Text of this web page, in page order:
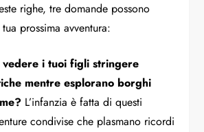
righe, tre domande possono
prossima avventura:
vedere i tuoi figli stringere
mentre esplorano borghi
L’infanzia è fatta di questi
condivise che plasmano ricordi